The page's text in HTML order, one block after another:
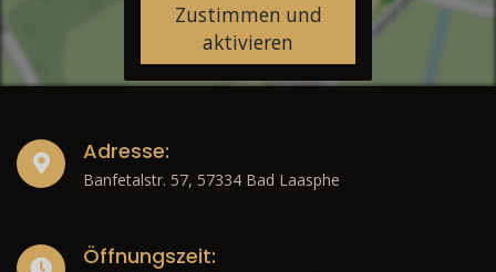
Zustimmen und
aktivieren
Adresse:
Banfetalstr. 57, 57334 Bad Laasphe
Öffnungszeit: